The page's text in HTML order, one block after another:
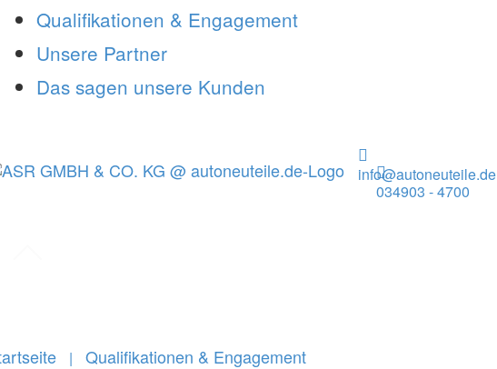
Qualifikationen & Engagement
Unsere Partner
Das sagen unsere Kunden
info@autoneuteile.de
034903 - 4700
| Qualifikationen & Engagement